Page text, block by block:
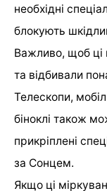
необхідні
блокують
Важливо, щоб ці
та відбивали
Телескопи,
біноклі також
прикріплені
за Сонцем.
Якщо ці